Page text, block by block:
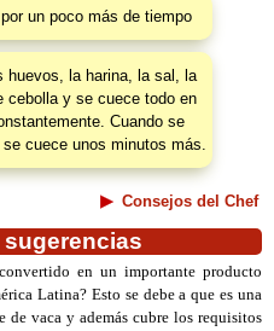
un poco más de tiempo
huevos, la harina, la sal, la
cebolla y se cuece todo en
Cuando se
cuece unos minutos más.
Consejos del Chef
en un importante producto
Latina? Esto se debe a que es una
vaca y además cubre los requisitos